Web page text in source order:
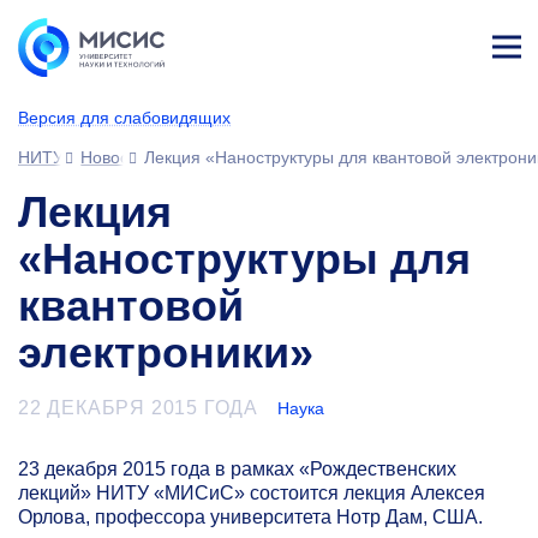
Версия для слабовидящих
ине
НИТУ МИСИС
НовостиЛекция «Наноструктуры для квантовой
Лекция
«Наноструктуры для
квантовой
электроники»
22 ДЕКАБРЯ 2015 ГОДА Наука
23 декабря 2015 года в рамках «Рождественских
лекций» НИТУ «МИСиС» состоится лекция Алексея
Орлова, профессора университета Нотр Дам, США.